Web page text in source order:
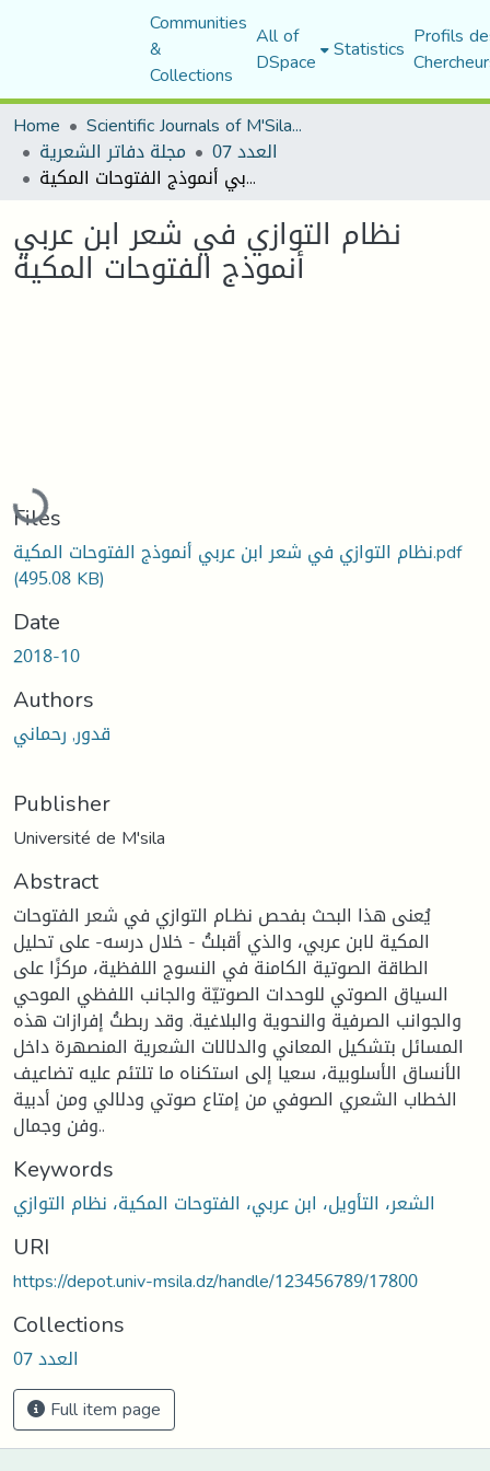
Communities
&
Collections
All of
DSpace Statistics Profils
Home
Scientific Journals of M'Sila University
مجلة دفاتر الشعرية العدد 07
نظام التوازي في شعر ابن عربي أنموذج الفتوحات المكية
نظام التوازي في شعر ابن عربي
أنموذج الفتوحات المكية
Loading...
Files
نظام التوازي في شعر ابن عربي أنموذج الفتوحات المكية.pdf
(495.08 KB)
Date
2018-10
Authors
قدور, رحماني
Publisher
Université de M'sila
Abstract
يُعنى هذا البحث بفحص نظـام التوازي في شعر الفتوحات
المكية لابن عربي، والذي أقبلتُ - خلال درسه- على تحليل
الطاقة الصوتية الكامنة في النسوج اللفظية، مركزًا على
السياق الصوتي للوحدات الصوتيّة والجانب اللفظي الموحي
والجوانب الصرفية والنحوية والبلاغية. وقد ربطتُ إفرازات هذه
المسائل بتشكيل المعاني والدلالات الشعرية المنصهرة داخل
الأنساق الأسلوبية، سعيا إلى استكناه ما تلتئم عليه تضاعيف
الخطاب الشعري الصوفي من إمتاع صوتي ودلالي ومن أدبية
وفن وجمال..
Keywords
الشعر، التأويل، ابن عربي، الفتوحات المكية، نظام التوازي
URI
https://depot.univ-msila.dz/handle/123456789/17800
Collections
العدد 07
Full item page